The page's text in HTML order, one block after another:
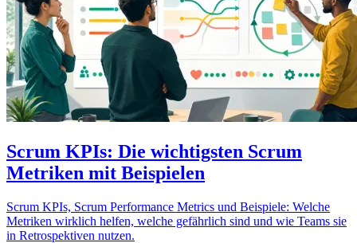
Scrum KPIs: Die wichtigsten Scrum
Metriken mit Beispielen
Scrum KPIs, Scrum Performance Metrics und Beispiele: Welche
Metriken wirklich helfen, welche gefährlich sind und wie Teams sie
in Retrospektiven nutzen.